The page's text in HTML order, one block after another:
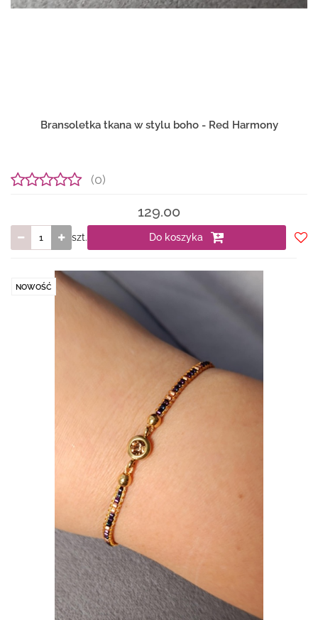
Bransoletka tkana w stylu boho - Red Harmony
(0)
129.00
szt. Do koszyka
NOWOŚĆ